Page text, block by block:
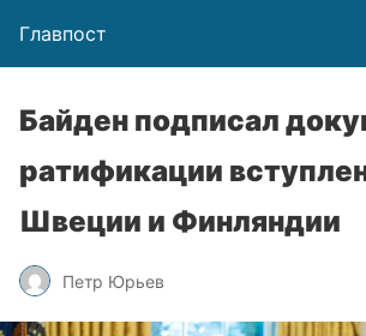
Главпост
Байден подписал
ратификации
Швеции и Финляндии
Петр Юрьев